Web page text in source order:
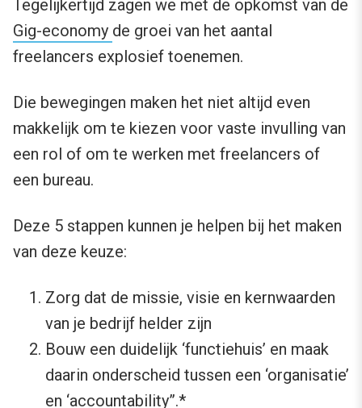
Tegelijkertijd zagen we met de opkomst van de
Gig-economy de groei van het aantal
freelancers explosief toenemen.
Die bewegingen maken het niet altijd even
makkelijk om te kiezen voor vaste invulling van
een rol of om te werken met freelancers of
een bureau.
Deze 5 stappen kunnen je helpen bij het maken
van deze keuze:
Zorg dat de missie, visie en kernwaarden
van je bedrijf helder zijn
Bouw een duidelijk ‘functiehuis’ en maak
daarin onderscheid tussen een ‘organisatie’
en ‘accountability”.*